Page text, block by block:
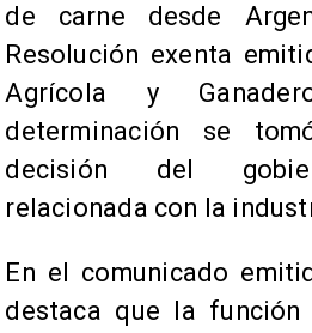
de carne desde
Resolución exenta
Agrícola y
determinación se
decisión del
relacionada con la
En el comunicado
destaca que la